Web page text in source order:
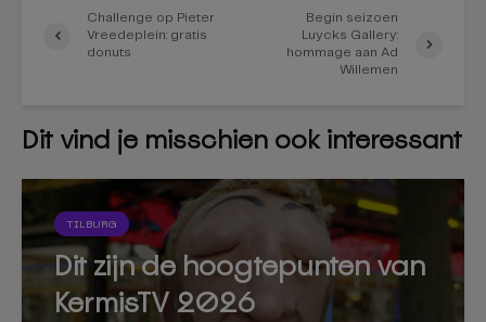
Challenge op Pieter
Vreedeplein: gratis
donuts
Begin seizoen
Luycks Gallery:
hommage aan Ad
Willemen
Dit vind je misschien ook interessant
TILBURG
Dit zijn de hoogtepunten van
KermisTV 2026